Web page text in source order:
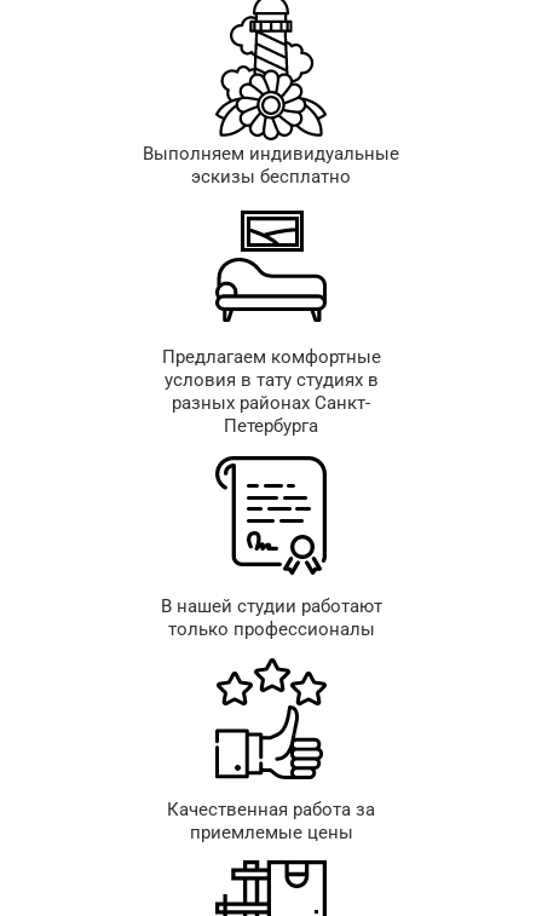
Выполняем индивидуальные
эскизы бесплатно
Предлагаем комфортные
условия в тату студиях в
разных районах Санкт-
Петербурга
В нашей студии работают
только профессионалы
Качественная работа за
приемлемые цены